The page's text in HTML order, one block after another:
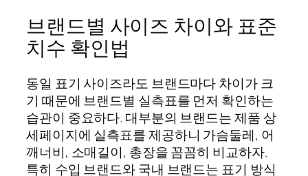
브랜드별 사이즈 차이와 표준
치수 확인법
동일 표기 사이즈라도 브랜드마다 차이가 크
기 때문에 브랜드별 실측표를 먼저 확인하는
습관이 중요하다. 대부분의 브랜드는 제품 상
세페이지에 실측표를 제공하니 가슴둘레, 어
깨너비, 소매길이, 총장을 꼼꼼히 비교하자.
특히 수입 브랜드와 국내 브랜드는 표기 방식